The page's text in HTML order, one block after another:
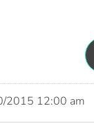
2015 12:00 am